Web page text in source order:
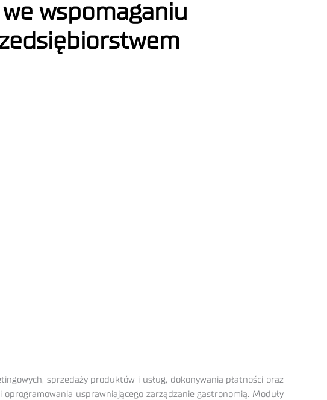
wspomaganiu
sprzedaży produktów i usług, dokonywania płatności oraz
usprawniającego zarządzanie gastronomią. Moduły